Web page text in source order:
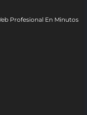
Profesional En Minutos